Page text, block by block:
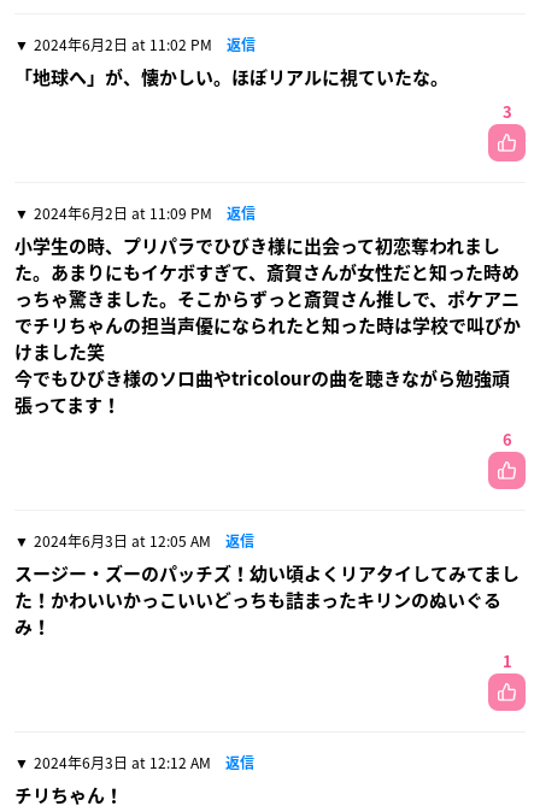
2024年6月2日 at 11:02 PM 返信
「地球へ」が、懐かしい。ほぼリアルに視ていたな。
3
2024年6月2日 at 11:09 PM 返信
小学生の時、プリパラでひびき様に出会って初恋奪われまし
た。あまりにもイケボすぎて、斎賀さんが女性だと知った時め
っちゃ驚きました。そこからずっと斎賀さん推しで、ポケアニ
でチリちゃんの担当声優になられたと知った時は学校で叫びか
けました笑
今でもひびき様のソロ曲やtricolourの曲を聴きながら勉強頑
張ってます！
6
2024年6月3日 at 12:05 AM 返信
スージー・ズーのパッチズ！幼い頃よくリアタイしてみてまし
た！かわいいかっこいいどっちも詰まったキリンのぬいぐる
み！
1
2024年6月3日 at 12:12 AM 返信
チリちゃん！